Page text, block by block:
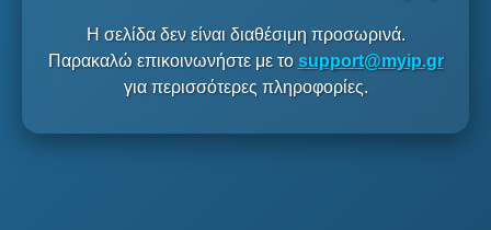
Η σελίδα δεν είναι διαθέσιμη προσωρινά.
Παρακαλώ επικοινωνήστε με το support@myip.gr
για περισσότερες πληροφορίες.